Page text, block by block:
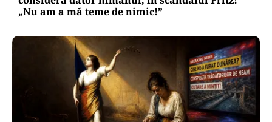
„Nu am a mă teme de nimic!”